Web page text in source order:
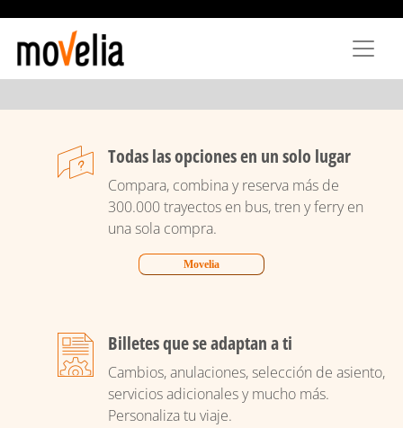
principal
Todas las opciones en un solo lugar
Compara, combina y reserva más de
300.000 trayectos en bus, tren y ferry en
una sola compra.
Movelia
Billetes que se adaptan a ti
Cambios, anulaciones, selección de asiento,
servicios adicionales y mucho más.
Personaliza tu viaje.